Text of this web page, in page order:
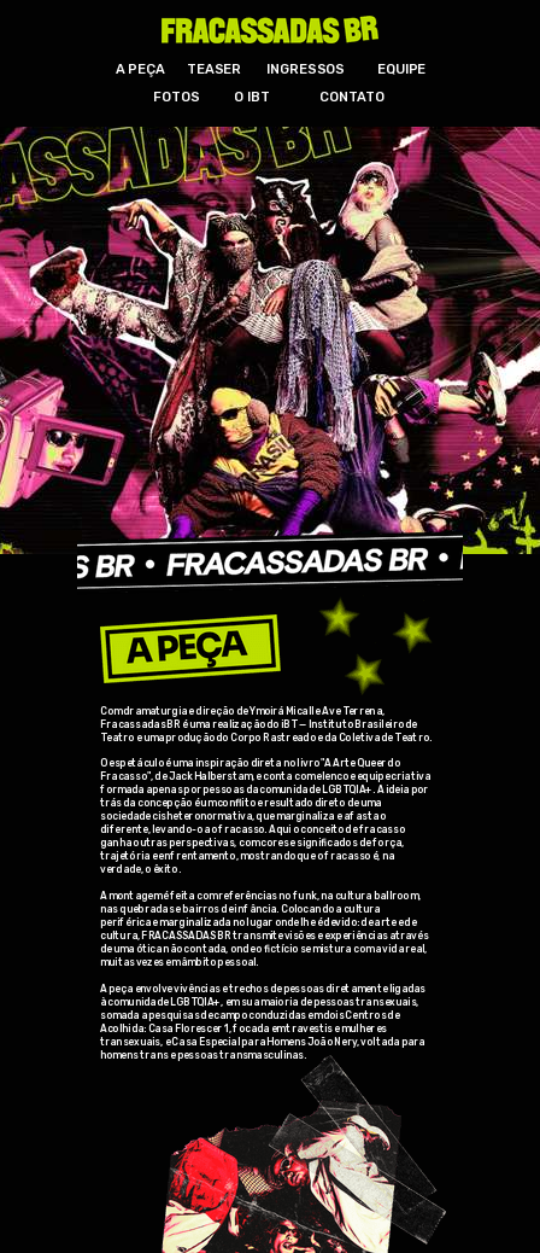
Com dramaturgia e direção de Ymoirá Micall e Ave Terrena,
Fracassadas BR é uma realização do iBT — Instituto Brasileiro de
Teatro e uma produção do Corpo Rastreado e da Coletiva de Teatro.
O espetáculo é uma inspiração direta no livro "A Arte Queer do
Fracasso", de Jack Halberstam, e conta com elenco e equipe criativa
formada apenas por pessoas da comunidade LGBTQIA+. A ideia por
trás da concepção é um conflito e resultado direto de uma
sociedade cisheteronormativa, que marginaliza e afasta o
diferente, levando-o ao fracasso. Aqui o conceito de fracasso
ganha outras perspectivas, com cores e significados de força,
trajetória e enfrentamento, mostrando que o fracasso é, na
verdade, o êxito.
A montagem é feita com referências no funk, na cultura ballroom,
nas quebradas e bairros de infância. Colocando a cultura
periférica e marginalizada no lugar onde lhe é devido: de arte e de
cultura, FRACASSADAS BR transmite visões e experiências através
de uma ótica não contada, onde o fictício se mistura com a vida real,
muitas vezes em âmbito pessoal.
A peça envolve vivências e trechos de pessoas diretamente ligadas
à comunidade LGBTQIA+, em sua maioria de pessoas transexuais,
somada a pesquisas de campo conduzidas em dois Centros de
Acolhida: Casa Florescer 1, focada em travestis e mulheres
transexuais, e Casa Especial para Homens João Nery, voltada para
homens trans e pessoas transmasculinas.
A PEÇA TEASER INGRESSOS EQUIPE
FOTOS O IBT CONTATO